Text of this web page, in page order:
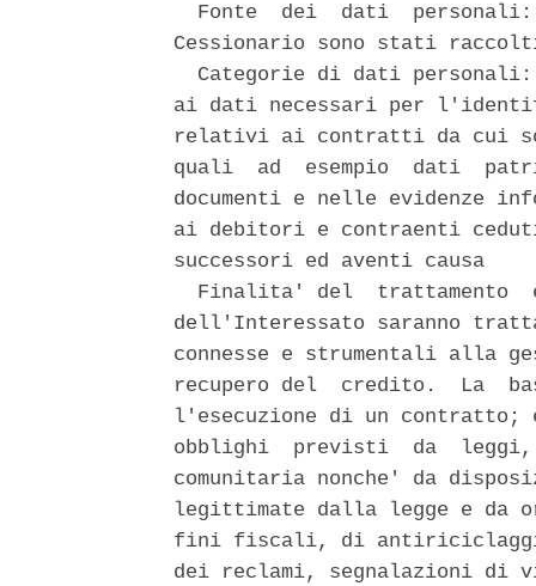
Fonte  dei  dati
Cessionario sono stati
Categorie di dati
ai dati necessari per
relativi ai contratti da cui
quali  ad  esempio  dati
documenti e nelle evidenze
ai debitori e contraenti
successori ed aventi causa
Finalita' del  trattamento
dell'Interessato saranno
connesse e strumentali alla
recupero del  credito.  La
l'esecuzione di un
obblighi  previsti  da  leggi,
comunitaria nonche' da
legittimate dalla legge e da
fini fiscali, di
dei reclami, segnalazioni di